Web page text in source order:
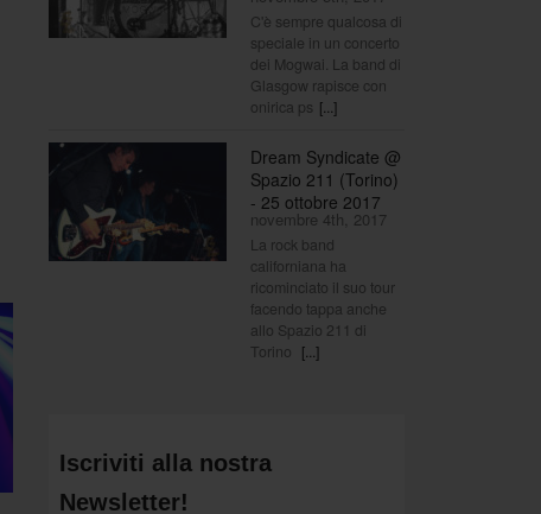
C'è sempre qualcosa di
speciale in un concerto
dei Mogwai. La band di
Glasgow rapisce con
onirica ps [...]
Dream Syndicate @
Spazio 211 (Torino)
- 25 ottobre 2017
novembre 4th, 2017
La rock band
californiana ha
ricominciato il suo tour
facendo tappa anche
allo Spazio 211 di
Torino [...]
Iscriviti alla nostra
Newsletter!